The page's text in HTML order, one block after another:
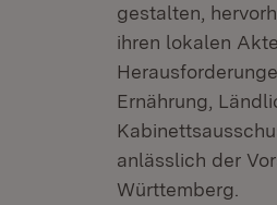
gestalten,
ihren lokalen
Ernährung,
anlässlich der
Württemberg.